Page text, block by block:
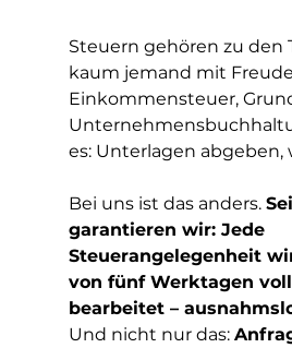
Steuern gehören zu den
kaum jemand mit
Einkommensteuer,
es: Unterlagen abgeben,
Bei uns ist das anders.
garantieren wir: Jede
Steuerangelegenheit
von fünf Werktagen
bearbeitet –
Und nicht nur das: